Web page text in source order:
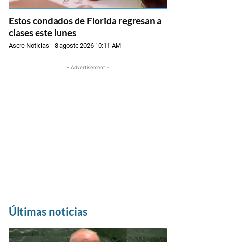
Estos condados de Florida regresan a
clases este lunes
Asere Noticias -8 agosto 2026 10:11 AM
- Advertisement -
Últimas noticias